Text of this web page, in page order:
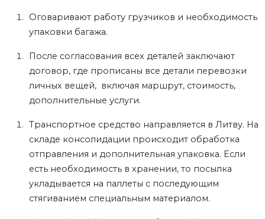
Оговаривают работу грузчиков и необходимость
упаковки багажа.
После согласования всех деталей заключают
договор, где прописаны все детали перевозки
личных вещей, включая маршрут, стоимость,
дополнительные услуги.
Транспортное средство направляется в Литву. На
складе консолидации происходит обработка
отправления и дополнительная упаковка. Если
есть необходимость в хранении, то посылка
укладывается на паллеты с последующим
стягиванием специальным материалом.